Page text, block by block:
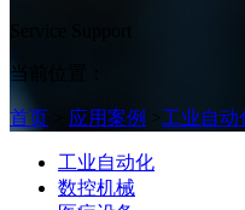
当前位置：
首页 应用案例 >工业自动
工业自动化
数控机械